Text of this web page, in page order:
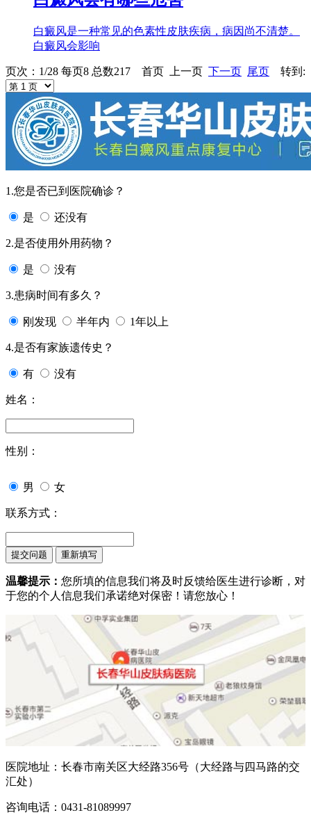
白癜风是一种常见的色素性皮肤疾病，病因尚不清楚。
白癜风会影响
页次：1/28 每页8 总数217 首页 上一页 下一页 尾页 转到:
1.您是否已到医院确诊？
是 还没有
2.是否使用外用药物？
是 没有
3.患病时间有多久？
刚发现 半年内 1年以上
4.是否有家族遗传史？
有 没有
姓名：
性别：
男 女
联系方式：
温馨提示： 您所填的信息我们将及时反馈给医生进行诊断，对
于您的个人信息我们承诺绝对保密！请您放心！
医院地址：长春市南关区大经路356号（大经路与四马路的交
汇处）
咨询电话：0431-81089997